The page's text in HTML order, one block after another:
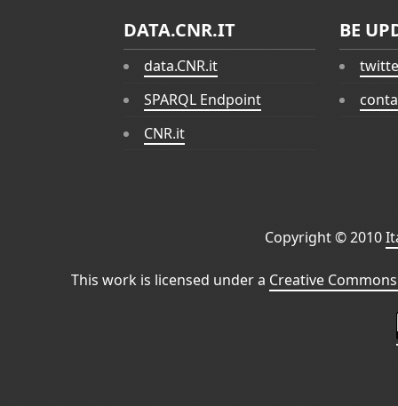
DATA.CNR.IT
data.CNR.it
SPARQL Endpoint
CNR.it
BE
Copyright © 2010
This work is licensed under a Creative